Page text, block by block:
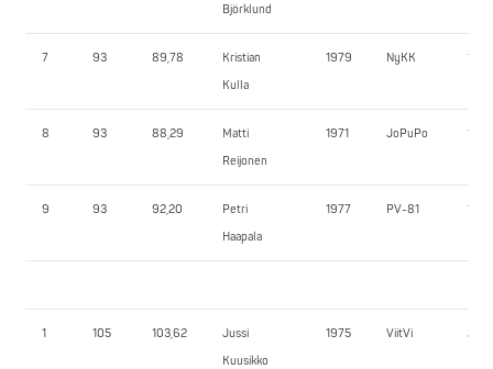
Björklund
7 93 89,78
Kristian
Kulla
1979 NyKK
8 93 88,29
Matti
Reijonen
1971 JoPuPo
9 93 92,20
Petri
Haapala
1977 PV-81
1 105 103,62
Jussi
Kuusikko
1975 ViitVi